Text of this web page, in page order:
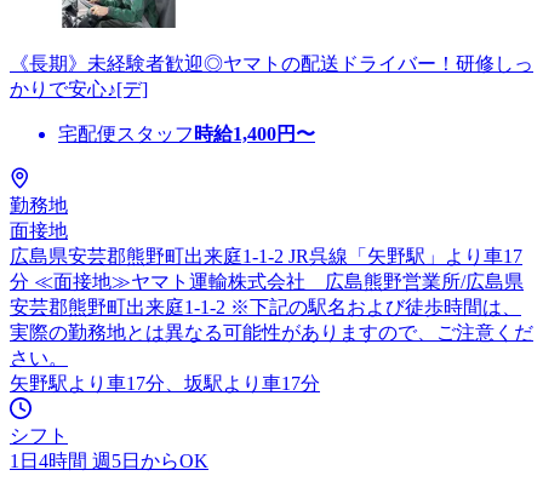
《長期》未経験者歓迎◎ヤマトの配送ドライバー！研修しっ
かりで安心♪[デ]
宅配便スタッフ 時給1,400円〜
勤務地
面接地
広島県安芸郡熊野町出来庭1-1-2 JR呉線「矢野駅」より車17
分 ≪面接地≫ヤマト運輸株式会社 広島熊野営業所/広島県
安芸郡熊野町出来庭1-1-2 ※下記の駅名および徒歩時間は、
実際の勤務地とは異なる可能性がありますので、ご注意くだ
さい。
矢野駅より車17分、坂駅より車17分
シフト
1日4時間 週5日からOK